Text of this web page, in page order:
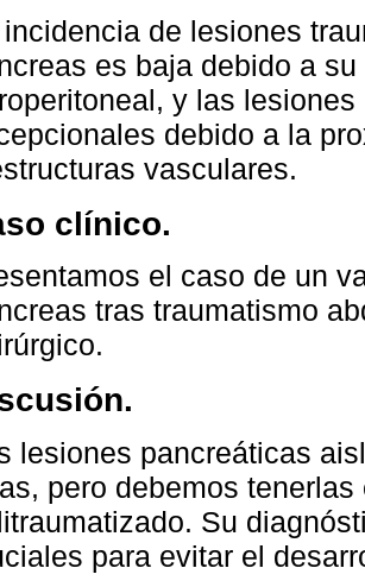
incidencia de lesiones
es baja debido a
y las
debido a la
vasculares.
clínico.
el caso de un
tras traumatismo
lesiones pancreáticas
pero debemos
Su
para evitar el